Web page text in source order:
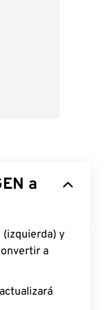
a
(izquierda) y
a